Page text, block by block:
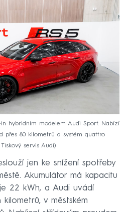
hybridním modelem Audi Sport. Nabízí
přes 80 kilometrů a systém quattro
Tiskový servis Audi
jen ke snížení spotřeby
Akumulátor má kapacitu
22 kWh, a Audi uvádí
v městském